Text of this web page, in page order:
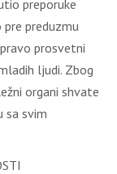
preporuke
preduzmu
prosvetni
ljudi. Zbog
organi shvate
sa svim